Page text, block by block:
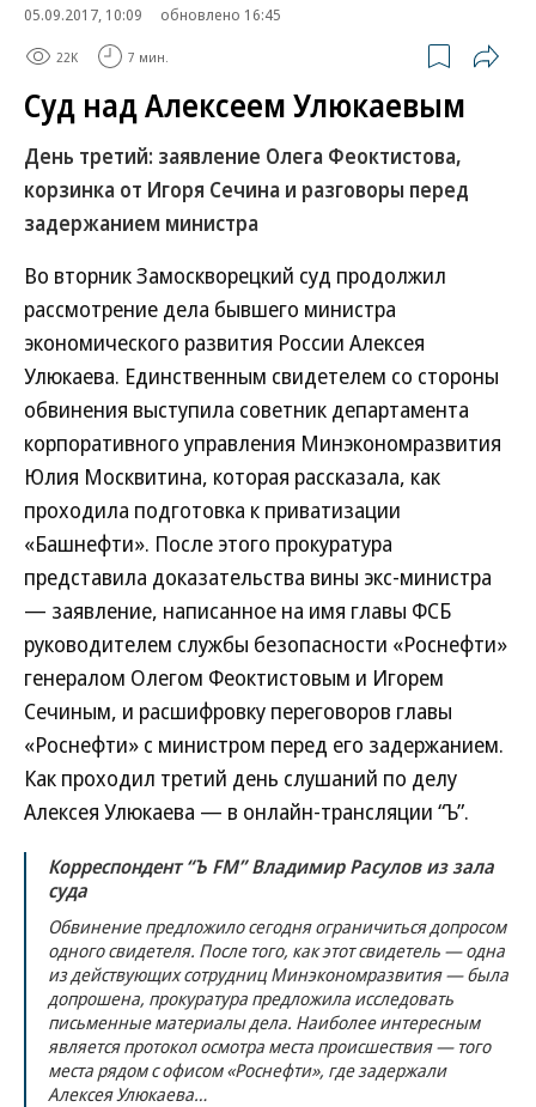
05.09.2017, 10:09
обновлено 16:45
22K 7 мин.
Суд над Алексеем Улюкаевым
День третий: заявление Олега Феоктистова,
корзинка от Игоря Сечина и разговоры перед
задержанием министра
Во вторник Замоскворецкий суд продолжил
рассмотрение дела бывшего министра
экономического развития России Алексея
Улюкаева. Единственным свидетелем со стороны
обвинения выступила советник департамента
корпоративного управления Минэкономразвития
Юлия Москвитина, которая рассказала, как
проходила подготовка к приватизации
«Башнефти». После этого прокуратура
представила доказательства вины экс-министра
— заявление, написанное на имя главы ФСБ
руководителем службы безопасности «Роснефти»
генералом Олегом Феоктистовым и Игорем
Сечиным, и расшифровку переговоров главы
«Роснефти» с министром перед его задержанием.
Как проходил третий день слушаний по делу
Алексея Улюкаева — в онлайн-трансляции “Ъ”.
Корреспондент “Ъ FM” Владимир Расулов из зала
суда
Обвинение предложило сегодня ограничиться допросом
одного свидетеля. После того, как этот свидетель — одна
из действующих сотрудниц Минэкономразвития — была
допрошена, прокуратура предложила исследовать
письменные материалы дела. Наиболее интересным
является протокол осмотра места происшествия — того
места рядом с офисом «Роснефти», где задержали
Алексея Улюкаева…